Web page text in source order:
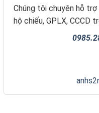
Chúng tôi chuyên hỗ
hộ chiếu, GPLX, CCCD